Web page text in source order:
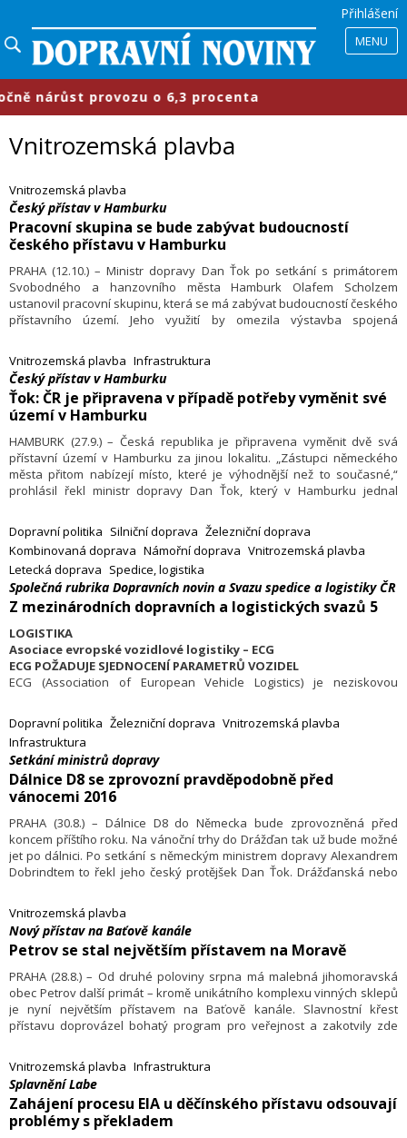
Přihlášení
MENU
provozu o 6,3 procenta
Vnitrozemská plavba
Vnitrozemská plavba
Český přístav v Hamburku
Pracovní skupina se bude zabývat budoucností
českého přístavu v Hamburku
PRAHA (12.10.) – Ministr dopravy Dan Ťok po setkání s primátorem
Svobodného a hanzovního města Hamburk Olafem Scholzem
ustanovil pracovní skupinu, která se má zabývat budoucností českého
přístavního území. Jeho využití by omezila výstavba spojená
v roce 2024.
Vnitrozemská plavba Infrastruktura
Český přístav v Hamburku
Ťok: ČR je připravena v případě potřeby vyměnit své
území v Hamburku
HAMBURK (27.9.) – Česká republika je připravena vyměnit dvě svá
přístavní území v Hamburku za jinou lokalitu. „Zástupci německého
města přitom nabízejí místo, které je výhodnější než to současné,“
prohlásil řekl ministr dopravy Dan Ťok, který v Hamburku jednal
přístavy, výstavbu pro olympijské hry.
Dopravní politika Silniční doprava Železniční doprava
Kombinovaná doprava Námořní doprava Vnitrozemská plavba
Letecká doprava Spedice, logistika
Společná rubrika Dopravních novin a Svazu spedice a logistiky ČR
Z mezinárodních dopravních a logistických svazů 5
LOGISTIKA
Asociace evropské vozidlové logistiky – ECG
ECG POŽADUJE SJEDNOCENÍ PARAMETRŮ VOZIDEL
ECG (Association of European Vehicle Logistics) je neziskovou
automobilů. Byla zřízena v roce 1997 a v současnosti zastupuje kolem
stovky podniků vozidlové logistiky z 27 zemí Evropské unie, Ruské
federace, Ukrajiny a Turecka. Členové ECG zajišťují dopravu, distribuci,
skladování a povýrobní servis výrocům, importérům, nájemným
firmám a poskytovatelům leasingu vozidel.
Dopravní politika Železniční doprava Vnitrozemská plavba
Infrastruktura
Setkání ministrů dopravy
Dálnice D8 se zprovozní pravděpodobně před
vánocemi 2016
PRAHA (30.8.) – Dálnice D8 do Německa bude zprovozněná před
koncem příštího roku. Na vánoční trhy do Drážďan tak už bude možné
jet po dálnici. Po setkání s německým ministrem dopravy Alexandrem
Dobrindtem to řekl jeho český protějšek Dan Ťok. Drážďanská nebo
potýkala se ale s protesty ekologů i pozdějším sesuvem půdy.
Vnitrozemská plavba
Nový přístav na Baťově kanále
Petrov se stal největším přístavem na Moravě
PRAHA (28.8.) – Od druhé poloviny srpna má malebná jihomoravská
obec Petrov další primát – kromě unikátního komplexu vinných sklepů
je nyní největším přístavem na Baťově kanále. Slavnostní křest
přístavu doprovázel bohatý program pro veřejnost a zakotvily zde
nedostatek míst pro zastavení lodí, který omezuje další rozvoj plavby
a podnikání na vodní cestě. Investorem a provozovatelem přístavu je
Ředitelství vodních cest.
Vnitrozemská plavba Infrastruktura
Splavnění Labe
Zahájení procesu EIA u děčínského přístavu odsouvají
problémy s překladem